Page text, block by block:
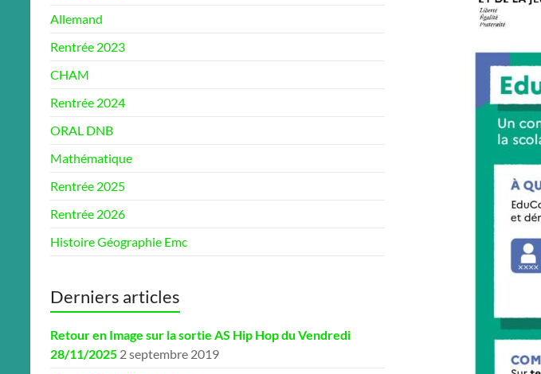
Allemand
Rentrée 2023
CHAM
Rentrée 2024
ORAL DNB
Mathématique
Rentrée 2025
Rentrée 2026
Histoire Géographie Emc
Derniers articles
Retour en Image sur la sortie AS Hip Hop du Vendredi
28/11/2025 2 septembre 2019